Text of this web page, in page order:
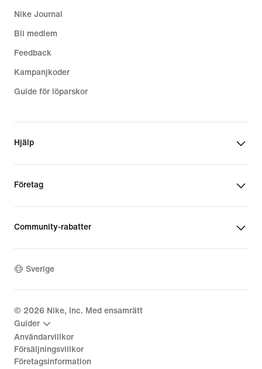
Nike Journal
Bli medlem
Feedback
Kampanjkoder
Guide för löparskor
Hjälp
Företag
Community-rabatter
Sverige
© 2026 Nike, Inc. Med ensamrätt
Guider
Användarvillkor
Försäljningsvillkor
Företagsinformation